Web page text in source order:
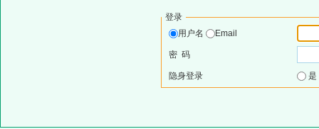
登录
用户名
Email
密 码
隐身登录